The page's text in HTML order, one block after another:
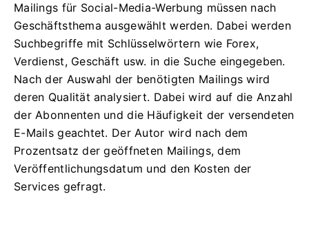
Mailings für Social-Media-Werbung müssen nach
Geschäftsthema ausgewählt werden. Dabei werden
Suchbegriffe mit Schlüsselwörtern wie Forex,
Verdienst, Geschäft usw. in die Suche eingegeben.
Nach der Auswahl der benötigten Mailings wird
deren Qualität analysiert. Dabei wird auf die Anzahl
der Abonnenten und die Häufigkeit der versendeten
E-Mails geachtet. Der Autor wird nach dem
Prozentsatz der geöffneten Mailings, dem
Veröffentlichungsdatum und den Kosten der
Services gefragt.